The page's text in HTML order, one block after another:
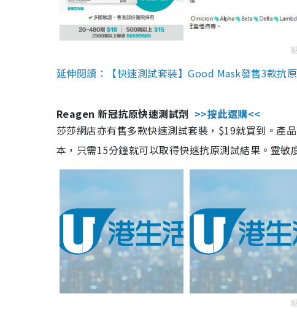
延伸閱讀：【快速測試套裝】Good Mask發售3款抗
Reagen 新冠抗原快速測試劑 >>按此選購<<
莎莎網店亦有售多款快速測試套裝，$19就買到。
本，只需15分鐘就可以取得快速抗原測試結果。靈敏